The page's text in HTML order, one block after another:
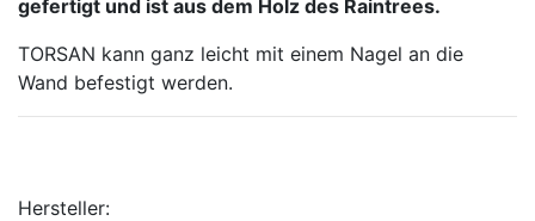
gefertigt und ist aus dem Holz des Raintrees.
TORSAN kann ganz leicht mit einem Nagel an die
Wand befestigt werden.
Hersteller: